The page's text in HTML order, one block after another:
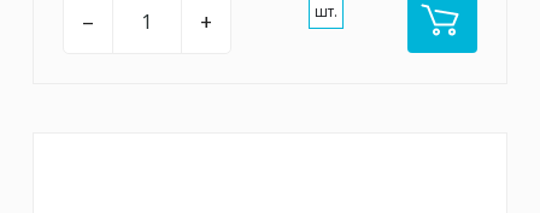
– + шт.